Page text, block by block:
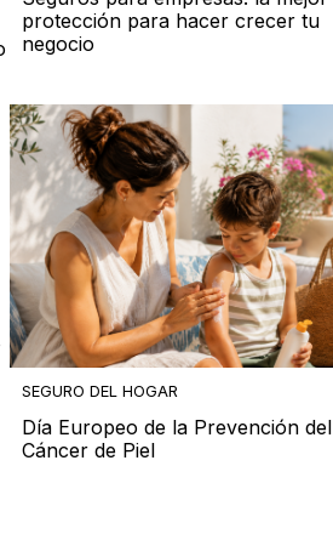
protección para hacer crecer tu
negocio
SEGURO DEL HOGAR
Día Europeo de la Prevención del
Cáncer de Piel